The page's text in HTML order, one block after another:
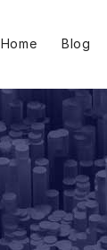
Home Blog